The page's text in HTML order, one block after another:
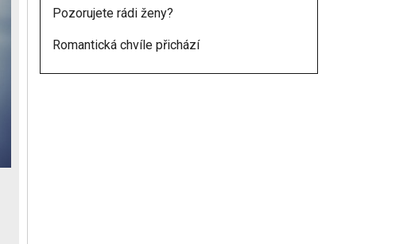
Pozorujete rádi ženy?
Romantická chvíle přichází